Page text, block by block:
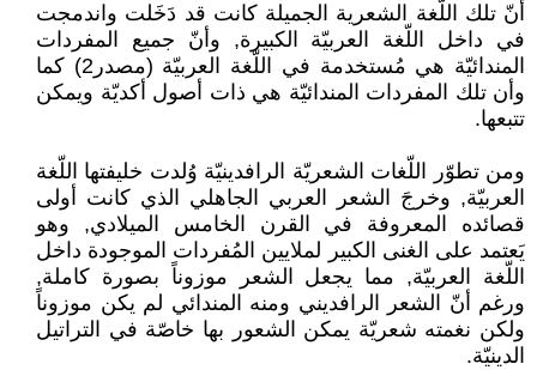
أنّ تلك اللّغة الشعرية الجميلة كانت قد دَخَلت واندمجت
في داخل اللّغة العربيّة الكبيرة, وأنّ جميع المفردات
المندائيّة هي مُستخدمة في اللّغة العربيّة (مصدر2) كما
وأن تلك المفردات المندائيّة هي ذات أصول أكديّة ويمكن
تتبعها.
ومن تطوّر اللّغات الشعريّة الرافدينيّة وُلدت خليفتها اللّغة
العربيّة, وخرجَ الشعر العربي الجاهلي الذي كانت أولى
قصائده المعروفة في القرن الخامس الميلادي, وهو
يَعتمد على الغنى الكبير لملايين المُفردات الموجودة داخل
اللّغة العربيّة, مما يجعل الشعر موزوناً بصورة كاملة,
ورغم أنّ الشعر الرافديني ومنه المندائي لم يكن موزوناً
ولكن نغمته شعريّة يمكن الشعور بها خاصّة في التراتيل
الدينيّة.